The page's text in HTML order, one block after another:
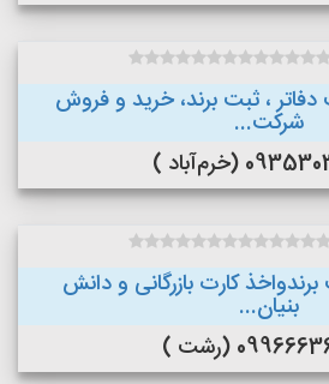
، ثبت برند، خرید و فروش
شرکت...
(خرم‌آباد )
کارت بازرگانی و دانش
بنیان...
(رشت )